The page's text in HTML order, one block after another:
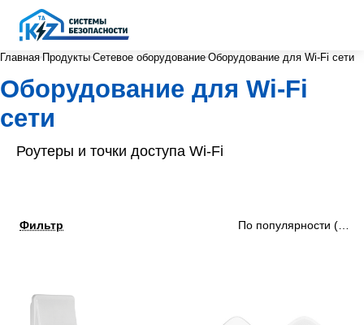
Главная Продукты Сетевое оборудование Оборудование для Wi-Fi сети
Оборудование для Wi-Fi
сети
Роутеры и точки доступа Wi-Fi
Фильтр По популярности